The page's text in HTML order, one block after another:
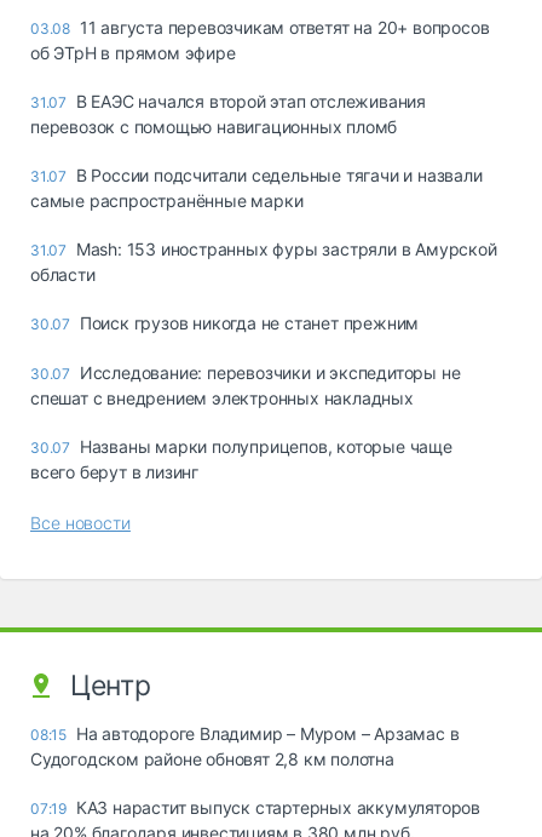
03.08 11 августа перевозчикам ответят на 20+ вопросов
об ЭТрН в прямом эфире
31.07
В ЕАЭС начался второй этап отслеживания
перевозок с помощью навигационных пломб
31.07
В России подсчитали седельные тягачи и назвали
самые распространённые марки
31.07
Mash: 153 иностранных фуры застряли в Амурской
области
30.07 Поиск грузов никогда не станет прежним
30.07
Исследование: перевозчики и экспедиторы не
спешат с внедрением электронных накладных
30.07
Названы марки полуприцепов, которые чаще
всего берут в лизинг
Все новости
Центр
08:15 На автодороге Владимир – Муром – Арзамас в
Судогодском районе обновят 2,8 км полотна
07:19 КАЗ нарастит выпуск стартерных аккумуляторов
на 20% благодаря инвестициям в 380 млн руб.